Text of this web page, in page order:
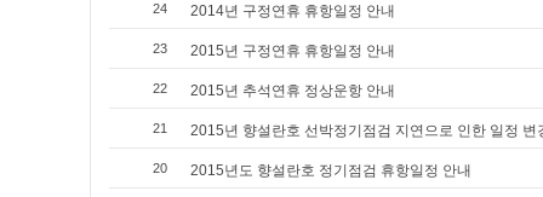
24 2014년 구정연휴 휴항일정 안내
23 2015년 구정연휴 휴항일정 안내
22 2015년 추석연휴 정상운항 안내
21 2015년 향설란호 선박정기점검 지연으로 인한 일정 변
20 2015년도 향설란호 정기점검 휴항일정 안내